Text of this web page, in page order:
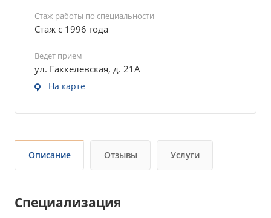
Стаж работы по специальности
Стаж с 1996 года
Ведет прием
ул. Гаккелевская, д. 21А
На карте
Описание Отзывы Услуги
Специализация